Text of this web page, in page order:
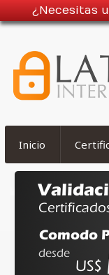
¿Necesitas
Inicio